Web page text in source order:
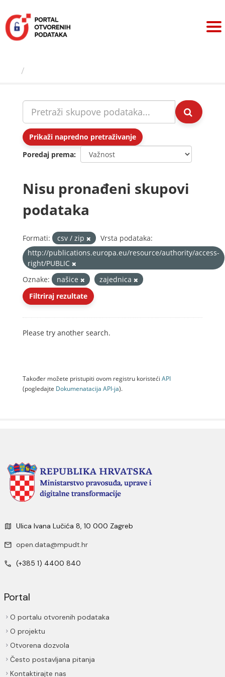
sadržaj
Prikaži napredno pretraživanje
Poredaj prema
Nisu pronađeni skupovi
podataka
Formati: csv / zip
Vrsta podataka:
http://publications.europa.eu/resource/authority/access-
right/PUBLIC
Oznake:
našice
zajednica
Filtriraj rezultate
Please try another search.
Također možete pristupiti ovom registru koristeći API
(pogledajte Dokumenаtаcijа API-jа).